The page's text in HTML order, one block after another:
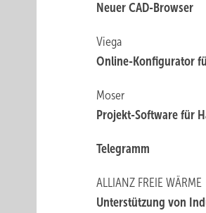
Neuer CAD-Browser
Viega
Online-Konfigurator
Moser
Projekt-Software für
Telegramm
ALLIANZ FREIE WÄRME
Unterstützung von